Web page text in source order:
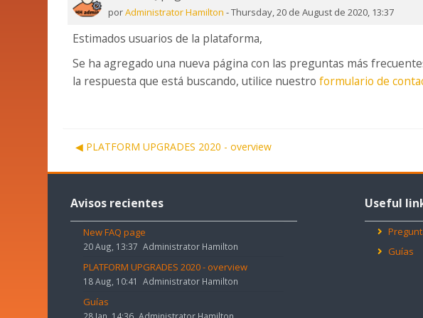
porAdministrator Hamilton -Thursday, 20 de August de 2020, 13:37
de
0
Estimados usuarios de la plataforma,
Se ha agregado una nueva página con las preguntas más
la respuesta que está buscando, utilice nuestroformulario de
◀︎ PLATFORM UPGRADES 2020 - overview
Avisos
Avisos recientes
20 Aug, 13:37 Administrator Hamilton
New FAQ page
18 Aug, 10:41 Administrator Hamilton
PLATFORM UPGRADES 2020 - overview
28 Jan, 14:36 Administrator Hamilton
Guías
Useful
Useful
Guías